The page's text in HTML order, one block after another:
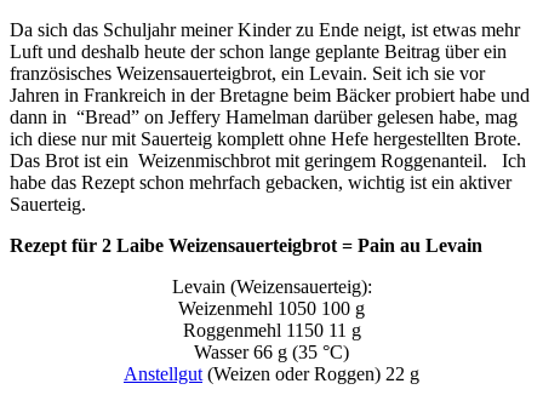
Da sich das Schuljahr meiner Kinder zu Ende neigt, ist etwas mehr
Luft und deshalb heute der schon lange geplante Beitrag über ein
französisches Weizensauerteigbrot, ein Levain. Seit ich sie vor
Jahren in Frankreich in der Bretagne beim Bäcker probiert habe und
dann in “Bread” on Jeffery Hamelman darüber gelesen habe, mag
ich diese nur mit Sauerteig komplett ohne Hefe hergestellten Brote.
Das Brot ist ein Weizenmischbrot mit geringem Roggenanteil. Ich
habe das Rezept schon mehrfach gebacken, wichtig ist ein aktiver
Sauerteig.
Rezept für 2 Laibe Weizensauerteigbrot = Pain au Levain
Levain (Weizensauerteig):
Weizenmehl 1050 100 g
Roggenmehl 1150 11 g
Wasser 66 g (35 °C)
Anstellgut (Weizen oder Roggen) 22 g